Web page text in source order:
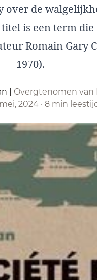
over de
titel is een term
Romain Gary
1970).
Overgtenomen van
2024 · 8 min